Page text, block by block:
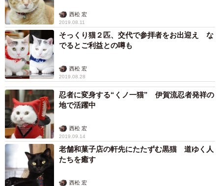
西松 宏
2019.08.11
そっくり猫２匹、交代で参拝者をお出迎え な
でるとご利益との噂も
西松 宏
2019.08.28
忍者に変身する“くノ一猫” 伊賀流忍者発祥の
地で活躍中
西松 宏
2019.09.14
老舗和菓子店の軒先にたたずむ黒猫 道ゆく人
たちを癒す
西松 宏